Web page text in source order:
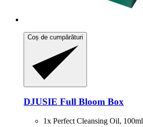
Coș de cumpărături
DJUSIE Full Bloom Box
1x Perfect Cleansing Oil, 100ml